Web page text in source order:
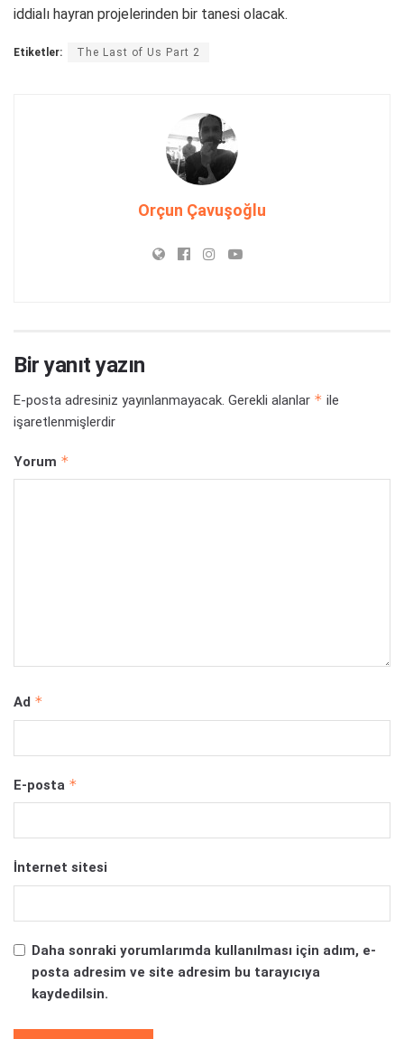
iddialı hayran projelerinden bir tanesi olacak.
Etiketler: The Last of Us Part 2
Orçun Çavuşoğlu
Bir yanıt yazın
E-posta adresiniz yayınlanmayacak. Gerekli alanlar * ile
işaretlenmişlerdir
Yorum *
Ad *
E-posta *
İnternet sitesi
Daha sonraki yorumlarımda kullanılması için adım, e-
posta adresim ve site adresim bu tarayıcıya
kaydedilsin.